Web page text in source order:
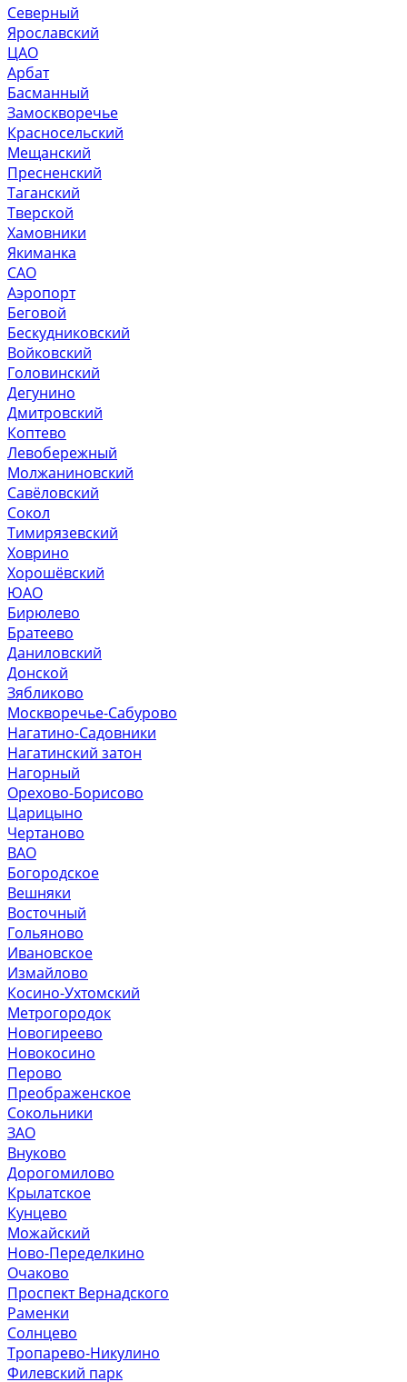
Северный
Ярославский
ЦАО
Арбат
Басманный
Замоскворечье
Красносельский
Мещанский
Пресненский
Таганский
Тверской
Хамовники
Якиманка
САО
Аэропорт
Беговой
Бескудниковский
Войковский
Головинский
Дегунино
Дмитровский
Коптево
Левобережный
Молжаниновский
Савёловский
Сокол
Тимирязевский
Ховрино
Хорошёвский
ЮАО
Бирюлево
Братеево
Даниловский
Донской
Зябликово
Москворечье-Сабурово
Нагатино-Садовники
Нагатинский затон
Нагорный
Орехово-Борисово
Царицыно
Чертаново
ВАО
Богородское
Вешняки
Восточный
Гольяново
Ивановское
Измайлово
Косино-Ухтомский
Метрогородок
Новогиреево
Новокосино
Перово
Преображенское
Сокольники
ЗАО
Внуково
Дорогомилово
Крылатское
Кунцево
Можайский
Ново-Переделкино
Очаково
Проспект Вернадского
Раменки
Солнцево
Тропарево-Никулино
Филевский парк